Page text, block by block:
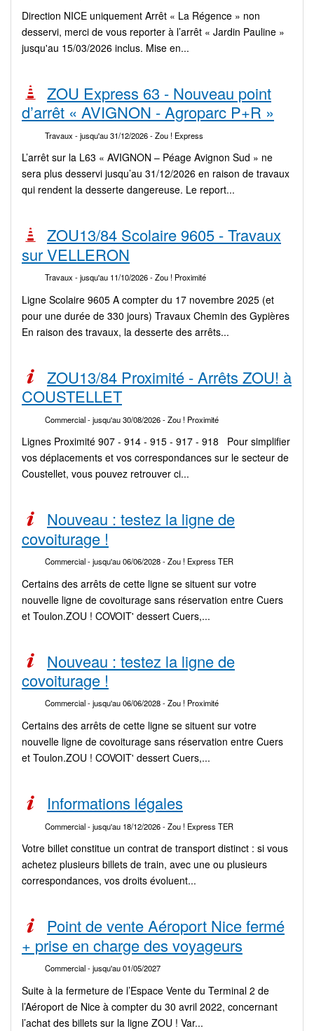
Direction NICE uniquement Arrêt « La Régence » non
desservi, merci de vous reporter à l’arrêt « Jardin Pauline »
jusqu'au 15/03/2026 inclus. Mise en...
ZOU Express 63 - Nouveau point
d’arrêt « AVIGNON - Agroparc P+R »
Travaux - jusqu'au 31/12/2026- Zou ! Express
L’arrêt sur la L63 « AVIGNON – Péage Avignon Sud » ne
sera plus desservi jusqu’au 31/12/2026 en raison de travaux
qui rendent la desserte dangereuse. Le report...
ZOU13/84 Scolaire 9605 - Travaux
sur VELLERON
Travaux - jusqu'au 11/10/2026- Zou ! Proximité
Ligne Scolaire 9605 A compter du 17 novembre 2025 (et
pour une durée de 330 jours) Travaux Chemin des Gypières
En raison des travaux, la desserte des arrêts...
ZOU13/84 Proximité - Arrêts ZOU! à
COUSTELLET
Commercial- jusqu'au 30/08/2026- Zou ! Proximité
Lignes Proximité 907 - 914 - 915 - 917 - 918 Pour simplifier
vos déplacements et vos correspondances sur le secteur de
Coustellet, vous pouvez retrouver ci...
Nouveau : testez la ligne de
covoiturage !
Commercial- jusqu'au 06/06/2028- Zou ! Express TER
Certains des arrêts de cette ligne se situent sur votre
nouvelle ligne de covoiturage sans réservation entre Cuers
et Toulon.ZOU ! COVOIT' dessert Cuers,...
Nouveau : testez la ligne de
covoiturage !
Commercial- jusqu'au 06/06/2028- Zou ! Proximité
Certains des arrêts de cette ligne se situent sur votre
nouvelle ligne de covoiturage sans réservation entre Cuers
et Toulon.ZOU ! COVOIT' dessert Cuers,...
Informations légales
Commercial- jusqu'au 18/12/2026- Zou ! Express TER
Votre billet constitue un contrat de transport distinct : si vous
achetez plusieurs billets de train, avec une ou plusieurs
correspondances, vos droits évoluent...
Point de vente Aéroport Nice fermé
+ prise en charge des voyageurs
Commercial- jusqu'au 01/05/2027
Suite à la fermeture de l’Espace Vente du Terminal 2 de
l’Aéroport de Nice à compter du 30 avril 2022, concernant
l’achat des billets sur la ligne ZOU ! Var...